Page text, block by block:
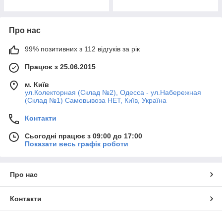
Про нас
99% позитивних з 112 відгуків за рік
Працює з 25.06.2015
м. Київ
ул.Колекторная (Склад №2), Одесса - ул.Набережная
(Склад №1) Самовывоза НЕТ, Київ, Україна
Контакти
Сьогодні працює з 09:00 до 17:00
Показати весь графік роботи
Про нас
Контакти